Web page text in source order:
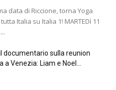
data di Riccione, torna Yoga
Italia su Italia 1! MARTEDì 11
documentario sulla reunion
a Venezia: Liam e Noel...